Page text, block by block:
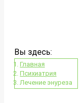
Вы здесь:
Главная
Психиатрия
Лечение энуреза